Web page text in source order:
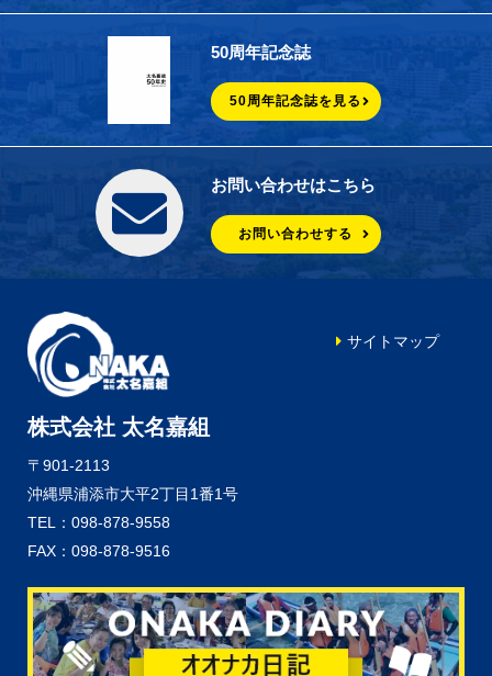
50周年記念誌
50周年記念誌を見る
お問い合わせはこちら
お問い合わせする
株式会社 太名嘉組
〒901-2113
沖縄県浦添市大平2丁目1番1号
TEL：098-878-9558
FAX：098-878-9516
サイトマップ